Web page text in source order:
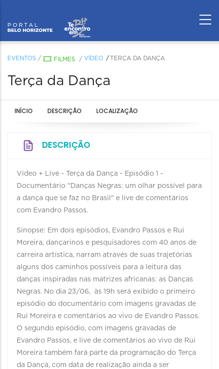
EVENTOS / FILMES / VÍDEO TERÇA DA DANÇA
Terça da Dança
INÍCIO DESCRIÇÃO LOCALIZAÇÃO
DESCRIÇÃO
Video + Live - Terça da Dança - Episódio 1 -
Documentário "Danças Negras: um olhar possível para
a dança que se faz no Brasil" e live de comentários
com Evandro Passos.
Sinopse: Em dois episódios, Evandro Passos e Rui
Moreira, dançarinos e pesquisadores com 40 anos de
carreira artística, narram através de suas trajetórias
alguns dos caminhos possíveis para a leitura das
danças inspiradas nas matrizes africanas: as Danças
Negras. No dia 23/06, às 19h será exibido o primeiro
episódio do documentário com imagens gravadas de
Rui Moreira e comentários ao vivo de Evandro Passos.
O segundo episódio, com imagens gravadas de
Evandro Passos, e live de comentários ao vivo de Rui
Moreira também fará parte da programação do Terça
da Dança, com data de realização ainda a ser